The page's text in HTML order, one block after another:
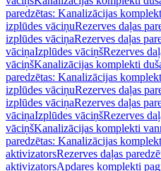
paredzētas: Kanalizācijas
izplūdes vāciņuRezerves daļas
izplūdes vāciņaRezerves daļas
vāciņaIzplūdes vāciņšRezerves
vāciņšKanalizācijas komplekti
paredzētas: Kanalizācijas
izplūdes vāciņuRezerves daļas
izplūdes vāciņaRezerves daļas
vāciņaIzplūdes vāciņšRezerves
vāciņšKanalizācijas komplekti
paredzētas: Kanalizācijas
aktivizatorsRezerves daļas
aktivizatorsApdares komplekti